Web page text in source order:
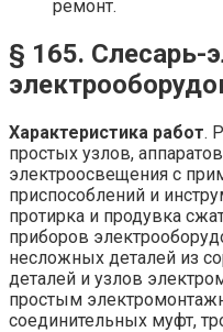
ремонт.
§ 165. Слесарь-
Характеристика работ.
простых узлов,
электроосвещения с
приспособлений и
протирка и продувка
приборов
несложных деталей из
деталей и узлов
простым
соединительных муфт,